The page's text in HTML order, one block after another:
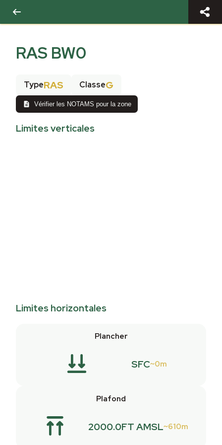
RAS BW0
TypeRAS ClasseG
Vérifier les NOTAMS pour la zone
Limites verticales
Limites horizontales
Plancher
SFC 0m
Plafond
2000.0FT AMSL 610m